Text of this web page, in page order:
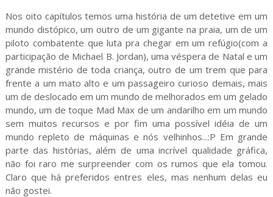
Nos oito capítulos temos uma história de um detetive em um
mundo distópico, um outro de um gigante na praia, um de um
piloto combatente que luta pra chegar em um refúgio(com a
participação de Michael B. Jordan), uma véspera de Natal e um
grande mistério de toda criança, outro de um trem que para
frente a um mato alto e um passageiro curioso demais, mais
um de deslocado em um mundo de melhorados em um gelado
mundo, um de toque Mad Max de um andarilho em um mundo
sem muitos recursos e por fim uma possível idéia de um
mundo repleto de máquinas e nós velhinhos...:P Em grande
parte das histórias, além de uma incrível qualidade gráfica,
não foi raro me surpreender com os rumos que ela tomou.
Claro que há preferidos entres eles, mas nenhum delas eu
não gostei.